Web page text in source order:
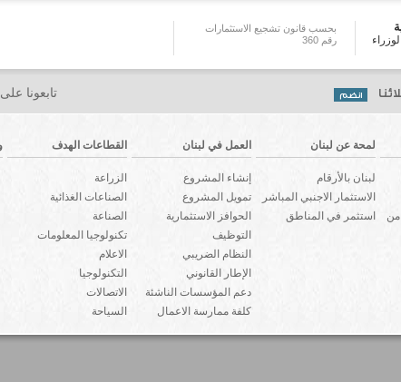
بحسب قانون تشجيع الاستثمارات
رقم 360
تابعونا على
من
لمحة عن لبنان
لبنان بالأرقام
الاستثمار الاجنبي المباشر
استثمر في المناطق
العمل في لبنان
إنشاء المشروع
تمويل المشروع
الحوافز الاستثمارية
التوظيف
النظام الضريبي
الإطار القانوني
دعم المؤسسات الناشئة
كلفة ممارسة الاعمال
القطاعات الهدف
الزراعة
الصناعات الغذائية
الصناعة
تكنولوجيا المعلومات
الاعلام
التكنولوجيا
الاتصالات
السياحة